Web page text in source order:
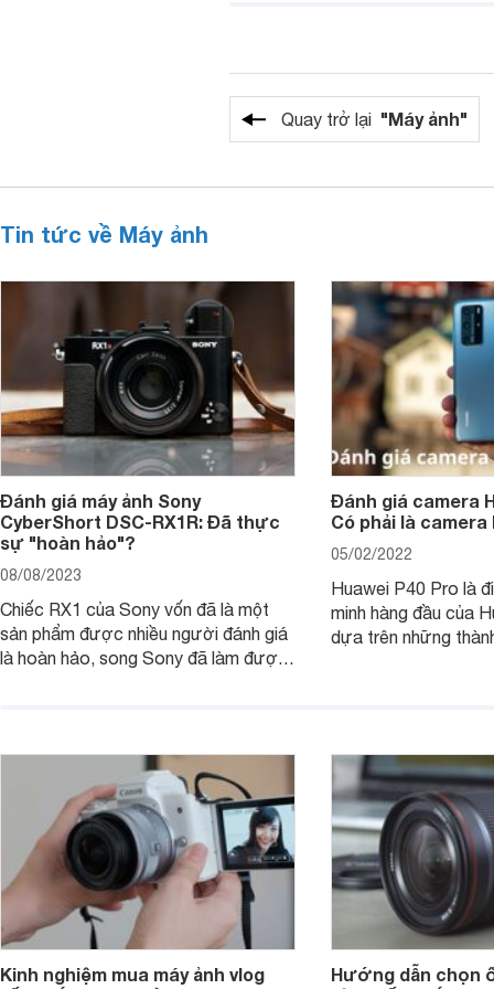
Quay trở lại "Máy ảnh"
Tin tức về Máy ảnh
Đánh giá máy ảnh Sony
CyberShort DSC-RX1R: Đã thực
sự "hoàn hảo"?
08/08/2023
Chiếc RX1 của Sony vốn đã là một
sản phẩm được nhiều người đánh giá
là hoàn hảo, song Sony đã làm được
xử lý ảnh JPEG.
Đánh giá camera
Có phải là
05/02/2022
Huawei P40 Pro là
minh hàng đầu của
dựa trên những
Pro đem đến những
Kinh nghiệm mua máy ảnh vlog
Hướng dẫn chọn